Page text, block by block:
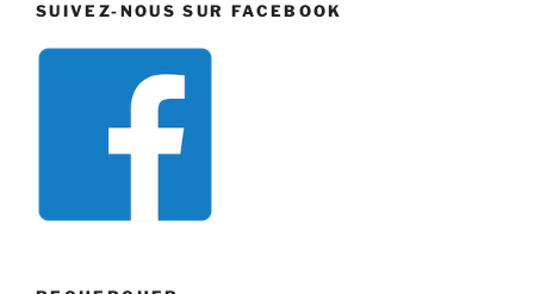
SUIVEZ-NOUS SUR FACEBOOK